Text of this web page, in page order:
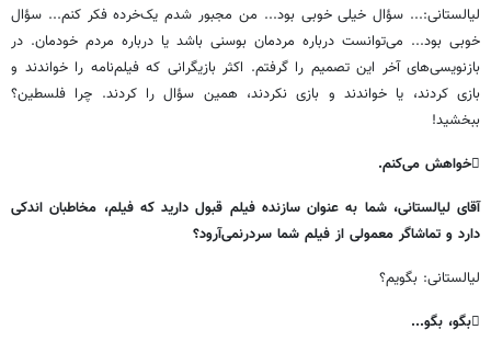
لیالستانی:... سؤال خیلی خوبی بود... من مجبور شدم یکخرده فکر کنم... سؤال
خوبی بود... میتوانست درباره مردمان بوسنی باشد یا درباره مردم خودمان. در
بازنویسیهای آخر این تصمیم را گرفتم. اکثر بازیگرانی که فیلمنامه را خواندند و
بازی کردند، یا خواندند و بازی نکردند، همین سؤال را کردند. چرا فلسطین؟
ببخشید!
خواهش میکنم.
آقای لیالستانی، شما به عنوان سازنده فیلم قبول دارید که فیلم، مخاطبان اندکی
دارد و تماشاگر معمولی از فیلم شما سردرنمیآرود؟
لیالستانی: بگویم؟
بگو، بگو...